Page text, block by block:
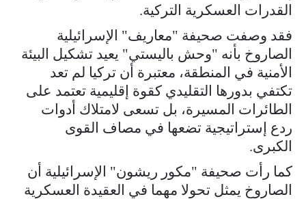
القدرات العسكرية التركية.
فقد وصفت صحيفة "معاريف" الإسرائيلية
الصاروخ بأنه "وحش باليستي" يعيد تشكيل البيئة
الأمنية في المنطقة، معتبرة أن تركيا لم تعد
تكتفي بدورها التقليدي كقوة إقليمية تعتمد على
الطائرات المسيرة، بل تسعى لامتلاك أدوات
ردع إستراتيجية تضعها في مصاف القوى
الكبرى.
كما رأت صحيفة "مكور ريشون" الإسرائيلية أن
الصاروخ يمثل تحولا مهما في العقيدة العسكرية